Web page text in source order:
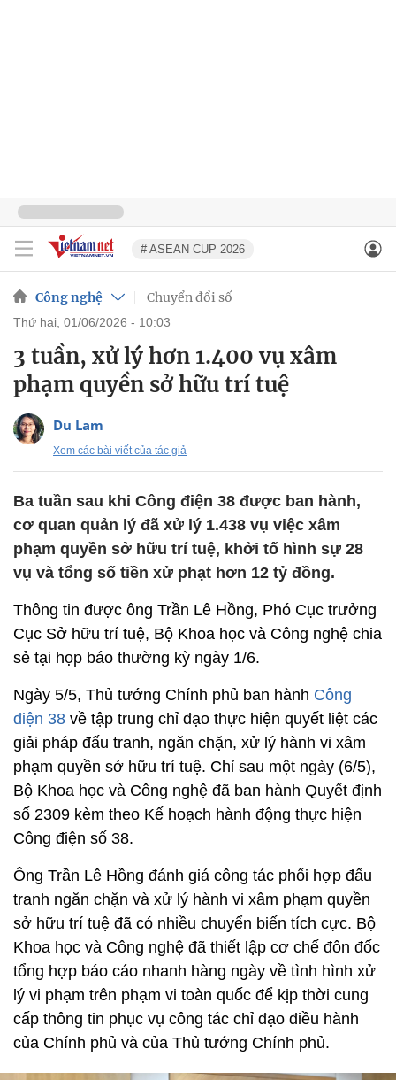
# ASEAN CUP 2026
Công nghệ Chuyển đổi số
thứ hai, 01/06/2026 - 10:03
3 tuần, xử lý hơn 1.400 vụ xâm
phạm quyền sở hữu trí tuệ
Du Lam
Xem các bài viết của tác giả
Ba tuần sau khi Công điện 38 được ban hành,
cơ quan quản lý đã xử lý 1.438 vụ việc xâm
phạm quyền sở hữu trí tuệ, khởi tố hình sự 28
vụ và tổng số tiền xử phạt hơn 12 tỷ đồng.
Thông tin được ông Trần Lê Hồng, Phó Cục trưởng
Cục Sở hữu trí tuệ, Bộ Khoa học và Công nghệ chia
sẻ tại họp báo thường kỳ ngày 1/6.
Ngày 5/5, Thủ tướng Chính phủ ban hành Công
điện 38 về tập trung chỉ đạo thực hiện quyết liệt các
giải pháp đấu tranh, ngăn chặn, xử lý hành vi xâm
phạm quyền sở hữu trí tuệ. Chỉ sau một ngày (6/5),
Bộ Khoa học và Công nghệ đã ban hành Quyết định
số 2309 kèm theo Kế hoạch hành động thực hiện
Công điện số 38.
Ông Trần Lê Hồng đánh giá công tác phối hợp đấu
tranh ngăn chặn và xử lý hành vi xâm phạm quyền
sở hữu trí tuệ đã có nhiều chuyển biến tích cực. Bộ
Khoa học và Công nghệ đã thiết lập cơ chế đôn đốc
tổng hợp báo cáo nhanh hàng ngày về tình hình xử
lý vi phạm trên phạm vi toàn quốc để kịp thời cung
cấp thông tin phục vụ công tác chỉ đạo điều hành
của Chính phủ và của Thủ tướng Chính phủ.